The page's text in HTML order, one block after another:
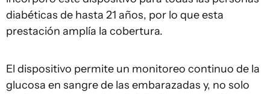
diabéticas de hasta 21 años, por lo que esta
prestación amplía la cobertura.
El dispositivo permite un monitoreo continuo de la
glucosa en sangre de las embarazadas y, no solo